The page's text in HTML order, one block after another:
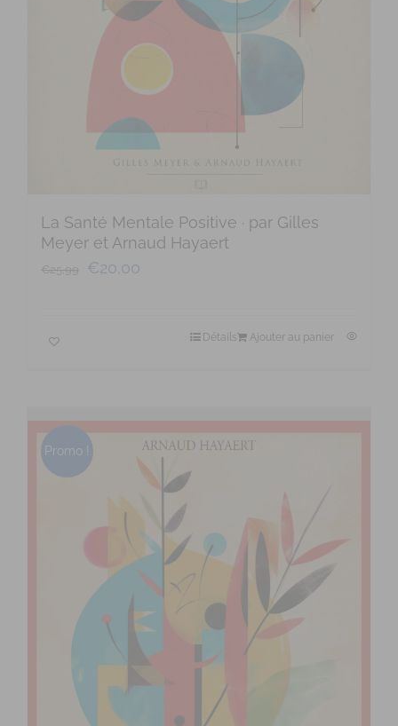
La Santé Mentale Positive · par Gilles
Meyer et Arnaud Hayaert
€25,99 €20,00
Ajouter au panier
Détails
Promo !